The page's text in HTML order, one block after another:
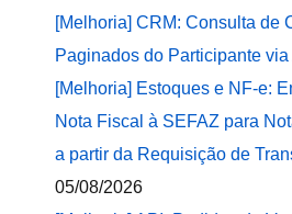
[Melhoria] CRM: Consulta de
Paginados do Participante via
[Melhoria] Estoques e NF-e:
Nota Fiscal à SEFAZ para
a partir da Requisição de
05/08/2026